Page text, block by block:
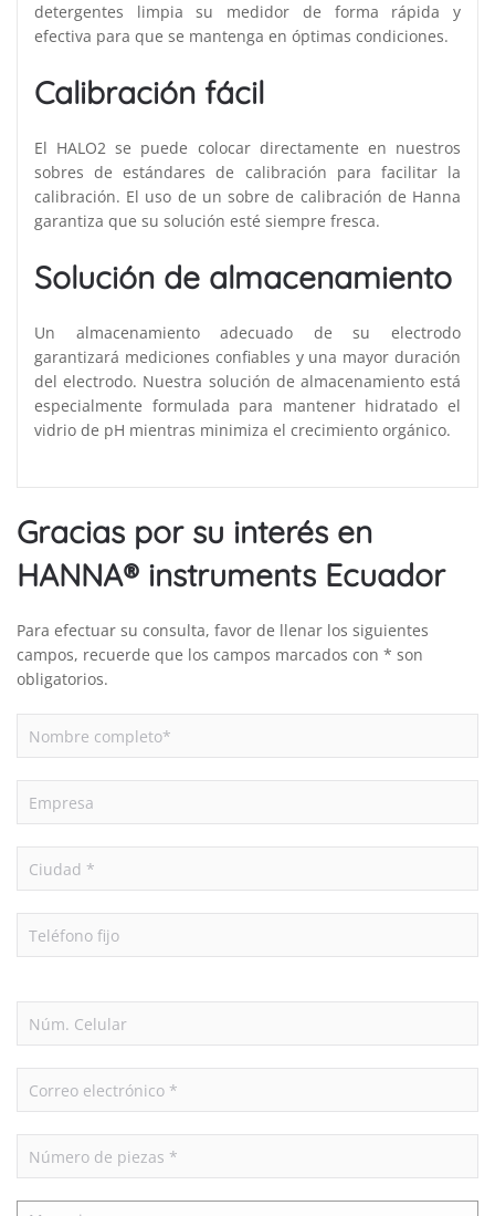
detergentes limpia su medidor de forma rápida y
efectiva para que se mantenga en óptimas condiciones.
Calibración fácil
El HALO2 se puede colocar directamente en nuestros
sobres de estándares de calibración para facilitar la
calibración. El uso de un sobre de calibración de Hanna
garantiza que su solución esté siempre fresca.
Solución de almacenamiento
Un almacenamiento adecuado de su electrodo
garantizará mediciones confiables y una mayor duración
del electrodo. Nuestra solución de almacenamiento está
especialmente formulada para mantener hidratado el
vidrio de pH mientras minimiza el crecimiento orgánico.
Gracias por su interés en
HANNA® instruments Ecuador
Para efectuar su consulta, favor de llenar los siguientes
campos, recuerde que los campos marcados con * son
obligatorios.